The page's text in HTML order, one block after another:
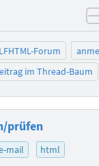
Forum
im Thread-Baum
prüfen
mail html